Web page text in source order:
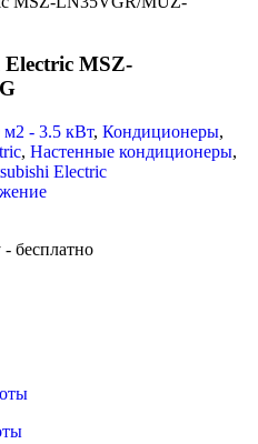
MSZ-
м2 - 3.5 кВт, Кондиционеры,
, Настенные кондиционеры,
Electric
бесплатно